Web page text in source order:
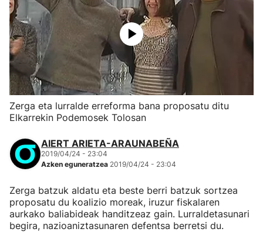
Zerga eta lurralde erreforma bana proposatu ditu
Elkarrekin Podemosek Tolosan
AIERT ARIETA-ARAUNABEÑA
2019/04/24 - 23:04
Azken eguneratzea 2019/04/24 - 23:04
Zerga batzuk aldatu eta beste berri batzuk sortzea
proposatu du koalizio moreak, iruzur fiskalaren
aurkako baliabideak handitzeaz gain. Lurraldetasunari
begira, nazioaniztasunaren defentsa berretsi du.